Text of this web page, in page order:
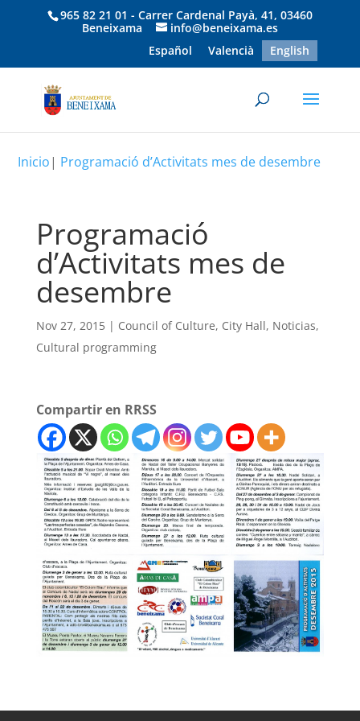
965 82 21 01 - Carrer Cardenal Payà, 41, 03460
Beneixama
info@beneixama.es
Español
Valencià English
Inicio| Programació d’Activitats mes de desembre
Programació
d’Activitats mes de
desembre
Nov 27, 2015| Council of Culture, City Hall, Noticias,
Cultural programming
Compartir en RRSS